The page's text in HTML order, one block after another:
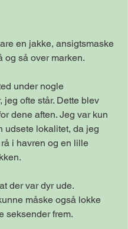
en jakke, ansigtsmaske
og så over marken.
under nogle
ofte står. Dette blev
dene aften. Jeg var kun
udsete lokalitet, da jeg
i havren og en lille
der var dyr ude.
måske også lokke
seksender frem.